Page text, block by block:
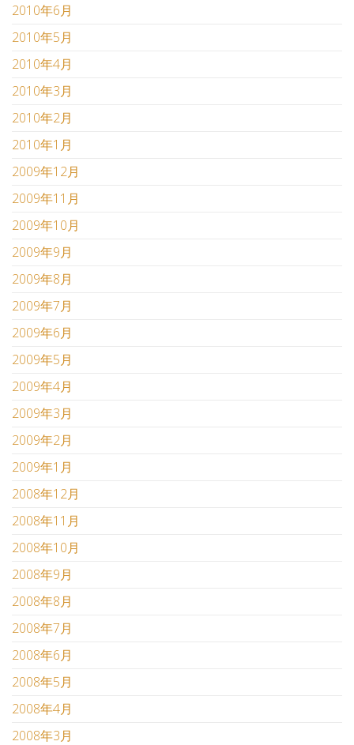
2010年6月
2010年5月
2010年4月
2010年3月
2010年2月
2010年1月
2009年12月
2009年11月
2009年10月
2009年9月
2009年8月
2009年7月
2009年6月
2009年5月
2009年4月
2009年3月
2009年2月
2009年1月
2008年12月
2008年11月
2008年10月
2008年9月
2008年8月
2008年7月
2008年6月
2008年5月
2008年4月
2008年3月